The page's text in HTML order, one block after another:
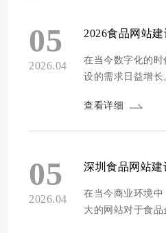
帮助食品企业更
们通过多维度的
家专业靠谱...
05
2026.04
在当今数字化的
设的需求日益增
有效促进产品销售
为了帮助食品企业
过多维度的评测
公司进行了...
查看详细
05
2026.04
在当今商业环境
大的网站对于食